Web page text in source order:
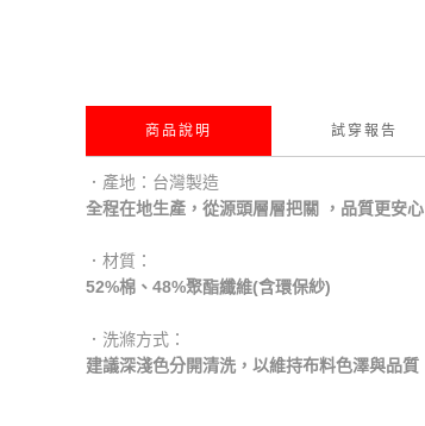
商品說明 試穿報告
．產地：台灣製造
全程在地生產，從源頭層層把關 ，品質更安心
．材質：
52%棉、48%聚酯纖維(含環保紗)
．洗滌方式：
建議深淺色分開清洗，以維持布料色澤與品質